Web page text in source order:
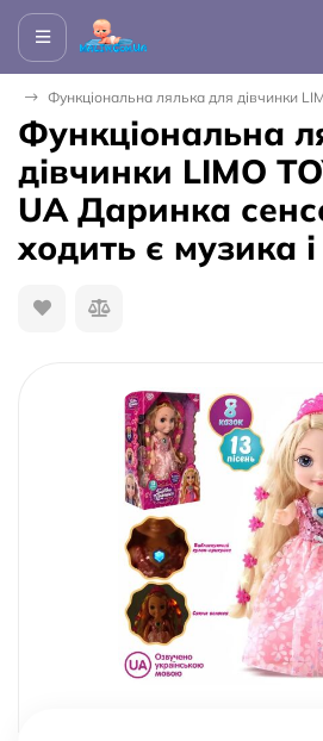
Функціональна лялька для дівчинки
Функціональна
дівчинки LIMO
UA Даринка
ходить є музика